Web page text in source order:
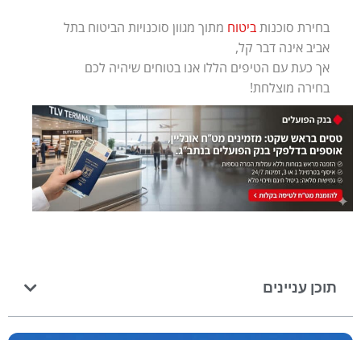
בחירת סוכנותביטוח מתוך מגוון סוכנויות הביטוח בתל
אביב אינה דבר קל,
אך כעת עם הטיפים הללו אנו בטוחים שיהיה לכם
בחירה מוצלחת!
תוכן עניינים